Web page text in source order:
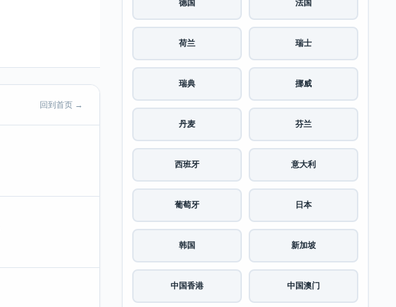
回到首页 →
德国 法国
荷兰 瑞士
瑞典 挪威
丹麦 芬兰
西班牙 意大利
葡萄牙 日本
韩国 新加坡
中国香港 中国澳门